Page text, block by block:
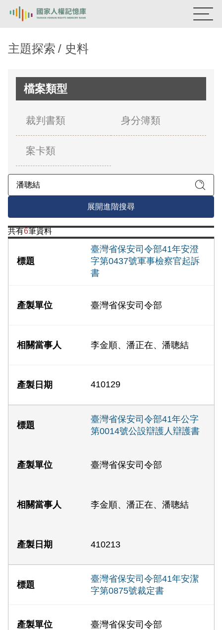
新生訓導處
關於我們
意見信箱
主題探索 史料
檔案類型
裁判書類 身分簿類
案卡類
展開進階搜尋
共有6筆資料
臺灣省保安司令部41年安澄
字第0437號軍事檢察官起訴
書
臺灣省保安司令部
李金順、潘正在、潘聰結
410129
臺灣省保安司令部41年公字
第0014號公設辯護人辯護書
臺灣省保安司令部
李金順、潘正在、潘聰結
410213
臺灣省保安司令部41年安潔
字第0875號裁定書
臺灣省保安司令部